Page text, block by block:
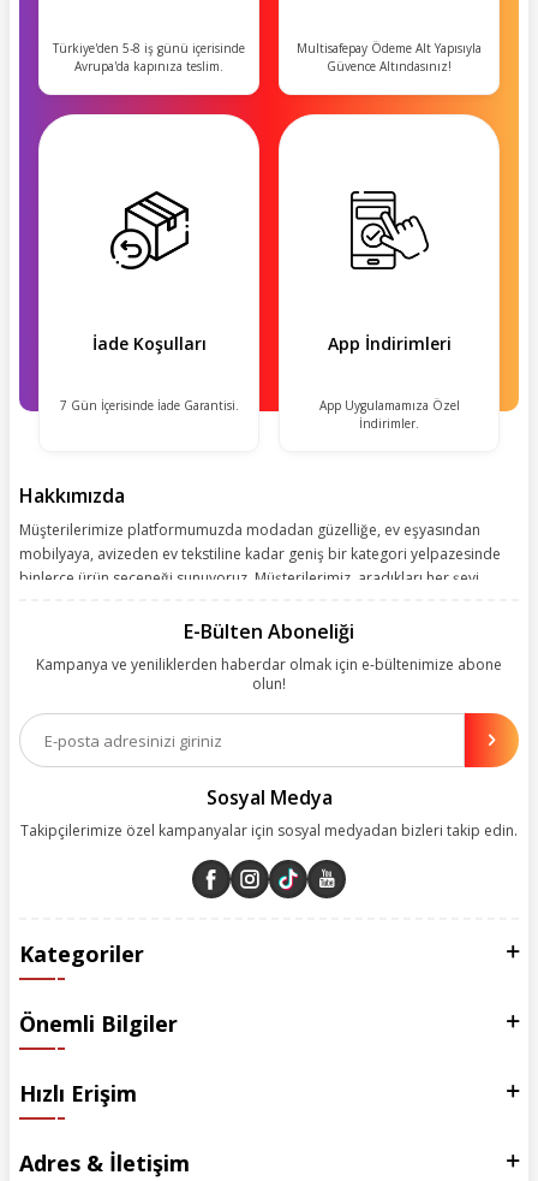
Türkiye'den 5-8 iş günü içerisinde
Avrupa'da kapınıza teslim.
Multisafepay Ödeme Alt Yapısıyla
Güvence Altındasınız!
İade Koşulları
7 Gün İçerisinde İade Garantisi.
App İndirimleri
App Uygulamamıza Özel
İndirimler.
Hakkımızda
Müşterilerimize platformumuzda modadan güzelliğe, ev eşyasından
mobilyaya, avizeden ev tekstiline kadar geniş bir kategori yelpazesinde
binlerce ürün seçeneği sunuyoruz. Müşterilerimiz, aradıkları her şeyi
kolay, kusursuz ve keyifli bir alışveriş yolculuğu sunarken deneyiminize
olanakları sunuyoruz. Çalışmalarımızı müşterilerimizin memnuniyetini
esas alarak yürütüyoruz.
E-Bülten Aboneliği
Kampanya ve yeniliklerden haberdar olmak için e-bültenimize abone
olun!
Sosyal Medya
Takipçilerimize özel kampanyalar için sosyal medyadan bizleri takip edin.
Kategoriler
Önemli Bilgiler
Hızlı Erişim
Adres & İletişim